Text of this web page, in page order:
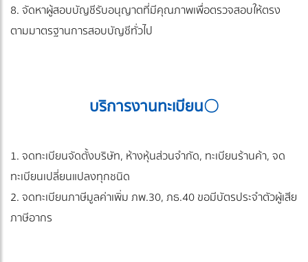
8. จัดหาผู้สอบบัญชีรับอนุญาตที่มีคุณภาพเพื่อตรวจสอบให้ตรง
ตามมาตรฐานการสอบบัญชีทั่วไป
บริการงานทะเบียน〇
1. จดทะเบียนจัดตั้งบริษัท, ห้างหุ้นส่วนจำกัด, ทะเบียนร้านค้า, จด
ทะเบียนเปลี่ยนแปลงทุกชนิด
2. จดทะเบียนภาษีมูลค่าเพิ่ม ภพ.30, ภธ.40 ขอมีบัตรประจำตัวผู้เสีย
ภาษีอากร